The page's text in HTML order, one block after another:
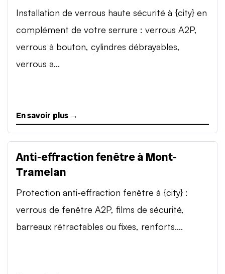
Installation de verrous haute sécurité à {city} en
complément de votre serrure : verrous A2P,
verrous à bouton, cylindres débrayables,
verrous a...
En savoir plus →
Anti-effraction fenêtre à Mont-
Tramelan
Protection anti-effraction fenêtre à {city} :
verrous de fenêtre A2P, films de sécurité,
barreaux rétractables ou fixes, renforts....